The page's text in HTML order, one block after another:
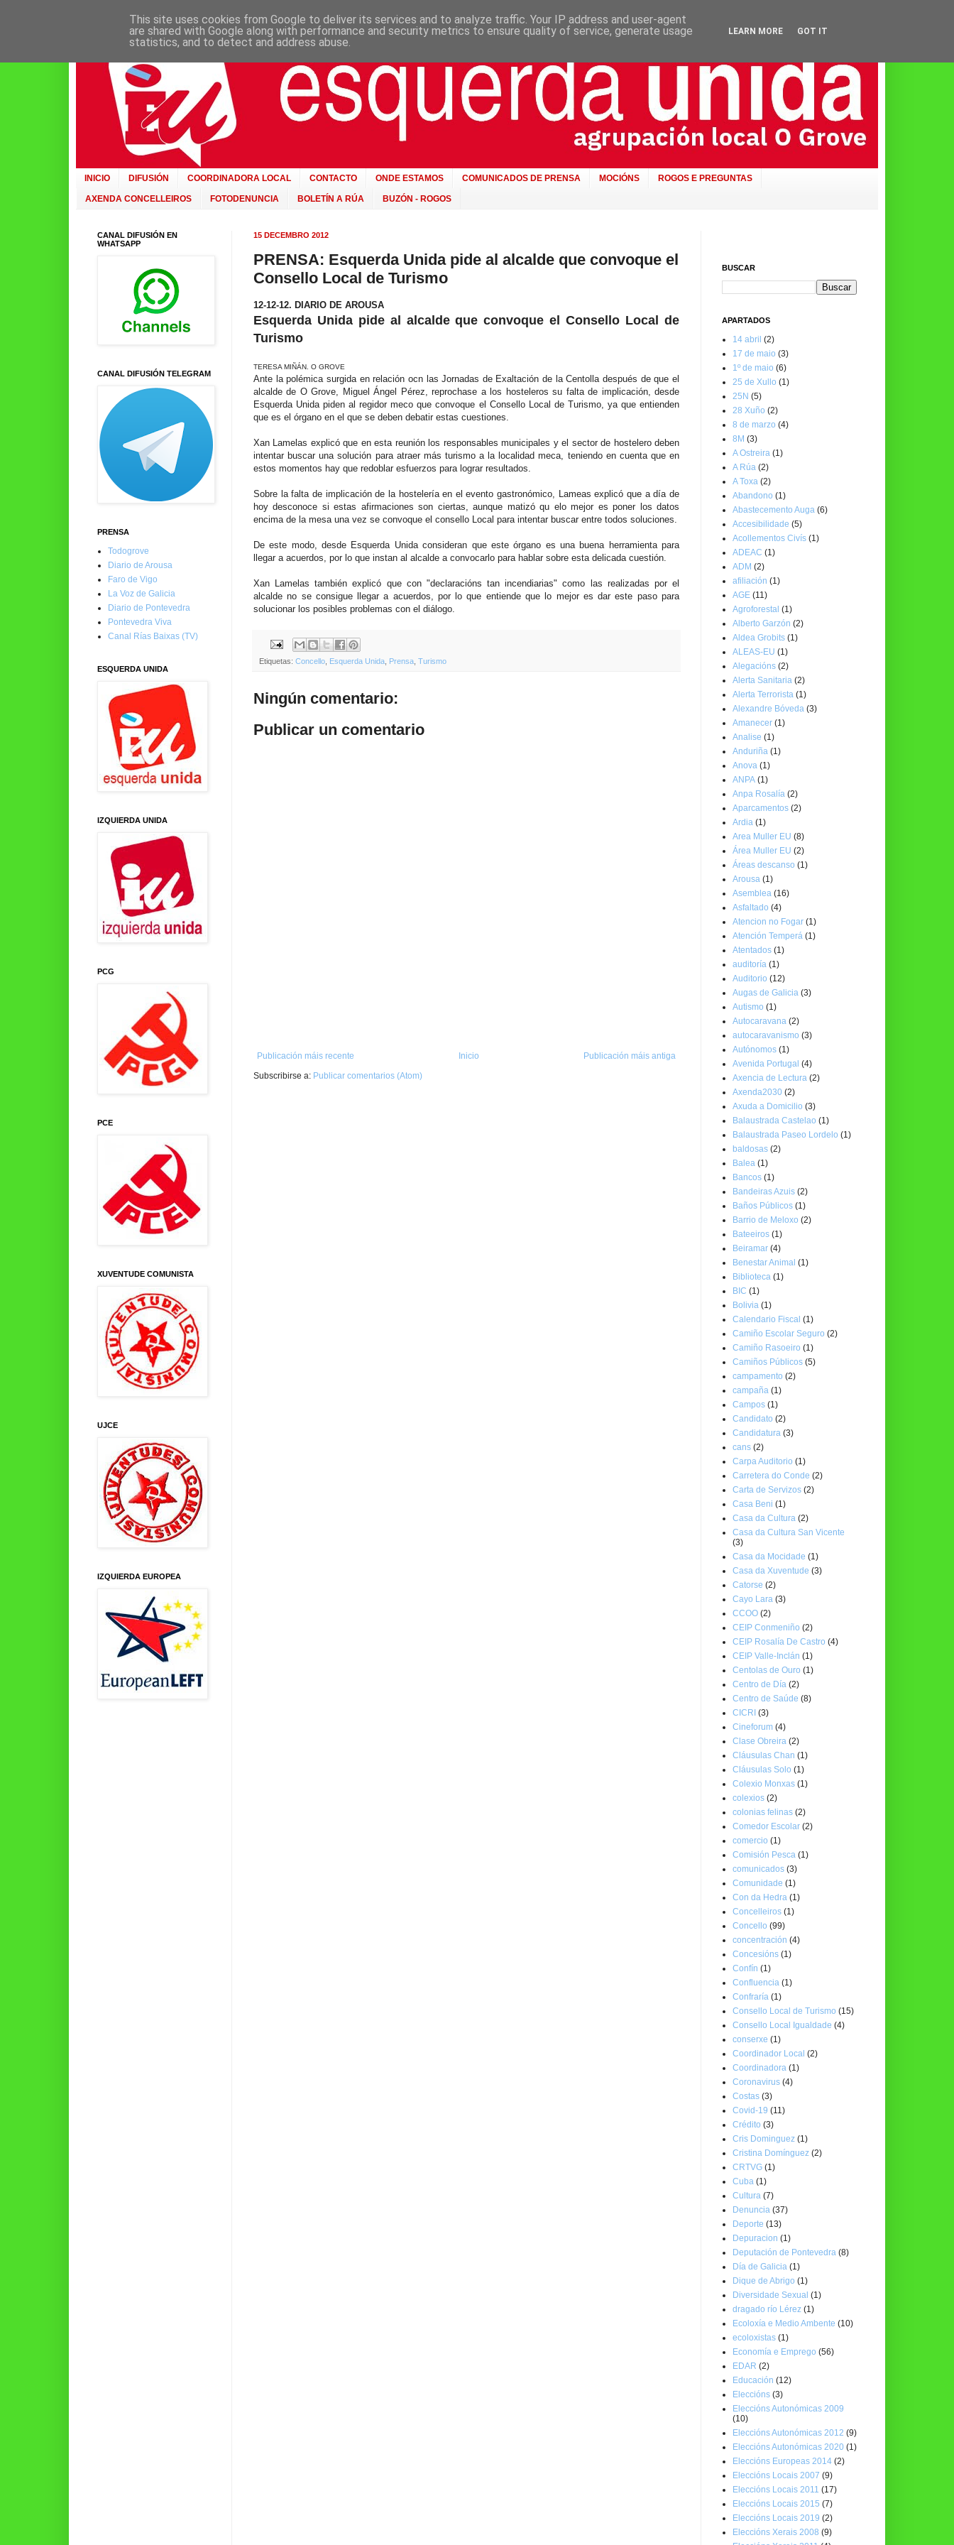
INICIO DIFUSIÓN COORDINADORA LOCAL CONTACTO ONDE ESTAMOS COMUNICADOS DE PRENSA MOCIÓNS ROGOS E PREGUNTAS
AXENDA CONCELLEIROS FOTODENUNCIA BOLETÍN A RÚA BUZÓN - ROGOS
15 DECEMBRO 2012
PRENSA: Esquerda Unida pide al alcalde que convoque el
Consello Local de Turismo
12-12-12. DIARIO DE AROUSA
Esquerda Unida pide al alcalde que convoque el Consello Local de
Turismo
TERESA MIÑÁN. O GROVE
Ante la polémica surgida en relación ocn las Jornadas de Exaltación de la Centolla después de que el
alcalde de O Grove, Miguel Ángel Pérez, reprochase a los hosteleros su falta de implicación, desde
Esquerda Unida piden al regidor meco que convoque el Consello Local de Turismo, ya que entienden
que es el órgano en el que se deben debatir estas cuestiones.
Xan Lamelas explicó que en esta reunión los responsables municipales y el sector de hostelero deben
intentar buscar una solución para atraer más turismo a la localidad meca, teniendo en cuenta que en
estos momentos hay que redoblar esfuerzos para lograr resultados.
Sobre la falta de implicación de la hostelería en el evento gastronómico, Lameas explicó que a día de
hoy desconoce si estas afirmaciones son ciertas, aunque matizó qu elo mejor es poner los datos
encima de la mesa una vez se convoque el consello Local para intentar buscar entre todos soluciones.
De este modo, desde Esquerda Unida consideran que este órgano es una buena herramienta para
llegar a acuerdos, por lo que instan al alcalde a convocarlo para hablar sobre esta delicada cuestión.
Xan Lamelas también explicó que con "declaracións tan incendiarias" como las realizadas por el
alcalde no se consigue llegar a acuerdos, por lo que entiende que lo mejor es dar este paso para
solucionar los posibles problemas con el diálogo.
Etiquetas: Concello Esquerda Unida Prensa Turismo
Ningún comentario:
Publicar un comentario
Publicación máis recente Publicación máis antiga
Inicio
Subscribirse a: Publicar comentarios (Atom)
CANAL DIFUSIÓN EN
WHATSAPP
CANAL DIFUSIÓN TELEGRAM
PRENSA
Todogrove
Diario de Arousa
Faro de Vigo
La Voz de Galicia
Diario de Pontevedra
Pontevedra Viva
Canal Rías Baixas (TV)
ESQUERDA UNIDA
IZQUIERDA UNIDA
PCG
PCE
XUVENTUDE COMUNISTA
UJCE
IZQUIERDA EUROPEA
BUSCAR
APARTADOS
14 abril (2)
17 de maio (3)
1º de maio (6)
25 de Xullo (1)
25N (5)
28 Xuño (2)
8 de marzo (4)
8M (3)
A Ostreira (1)
A Rúa (2)
A Toxa (2)
Abandono (1)
Abastecemento Auga (6)
Accesibilidade (5)
Acollementos Civís (1)
ADEAC (1)
ADM (2)
afiliación (1)
AGE (11)
Agroforestal (1)
Alberto Garzón (2)
Aldea Grobits (1)
ALEAS-EU (1)
Alegacións (2)
Alerta Sanitaria (2)
Alerta Terrorista (1)
Alexandre Bóveda (3)
Amanecer (1)
Analise (1)
Anduriña (1)
Anova (1)
ANPA (1)
Anpa Rosalía (2)
Aparcamentos (2)
Ardia (1)
Area Muller EU (8)
Área Muller EU (2)
Áreas descanso (1)
Arousa (1)
Asemblea (16)
Asfaltado (4)
Atencion no Fogar (1)
Atención Temperá (1)
Atentados (1)
auditoría (1)
Auditorio (12)
Augas de Galicia (3)
Autismo (1)
Autocaravana (2)
autocaravanismo (3)
Autónomos (1)
Avenida Portugal (4)
Axencia de Lectura (2)
Axenda2030 (2)
Axuda a Domicilio (3)
Balaustrada Castelao (1)
Balaustrada Paseo Lordelo (1)
baldosas (2)
Balea (1)
Bancos (1)
Bandeiras Azuis (2)
Baños Públicos (1)
Barrio de Meloxo (2)
Bateeiros (1)
Beiramar (4)
Benestar Animal (1)
Biblioteca (1)
BIC (1)
Bolivia (1)
Calendario Fiscal (1)
Camiño Escolar Seguro (2)
Camiño Rasoeiro (1)
Camiños Públicos (5)
campamento (2)
campaña (1)
Campos (1)
Candidato (2)
Candidatura (3)
cans (2)
Carpa Auditorio (1)
Carretera do Conde (2)
Carta de Servizos (2)
Casa Beni (1)
Casa da Cultura (2)
Casa da Cultura San Vicente
(3)
Casa da Mocidade (1)
Casa da Xuventude (3)
Catorse (2)
Cayo Lara (3)
CCOO (2)
CEIP Conmeniño (2)
CEIP Rosalía De Castro (4)
CEIP Valle-Inclán (1)
Centolas de Ouro (1)
Centro de Día (2)
Centro de Saúde (8)
CICRI (3)
Cineforum (4)
Clase Obreira (2)
Cláusulas Chan (1)
Cláusulas Solo (1)
Colexio Monxas (1)
colexios (2)
colonias felinas (2)
Comedor Escolar (2)
comercio (1)
Comisión Pesca (1)
comunicados (3)
Comunidade (1)
Con da Hedra (1)
Concelleiros (1)
Concello (99)
concentración (4)
Concesións (1)
Confín (1)
Confluencia (1)
Confraría (1)
Consello Local de Turismo (15)
Consello Local Igualdade (4)
conserxe (1)
Coordinador Local (2)
Coordinadora (1)
Coronavirus (4)
Costas (3)
Covid-19 (11)
Crédito (3)
Cris Dominguez (1)
Cristina Domínguez (2)
CRTVG (1)
Cuba (1)
Cultura (7)
Denuncia (37)
Deporte (13)
Depuracion (1)
Deputación de Pontevedra (8)
Día de Galicia (1)
Dique de Abrigo (1)
Diversidade Sexual (1)
dragado río Lérez (1)
Ecoloxía e Medio Ambente (10)
ecoloxistas (1)
Economía e Emprego (56)
EDAR (2)
Educación (12)
Eleccións (3)
Eleccións Autonómicas 2009
(10)
Eleccións Autonómicas 2012 (9)
Eleccións Autonómicas 2020 (1)
Eleccións Europeas 2014 (2)
Eleccións Locais 2007 (9)
Eleccións Locais 2011 (17)
Eleccións Locais 2015 (7)
Eleccións Locais 2019 (2)
Eleccións Xerais 2008 (9)
This site uses cookies from Google to deliver its services and to analyze traffic. Your IP address and user-agent
are shared with Google along with performance and security metrics to ensure quality of service, generate usage
statistics, and to detect and address abuse.
LEARN MORE GOT IT